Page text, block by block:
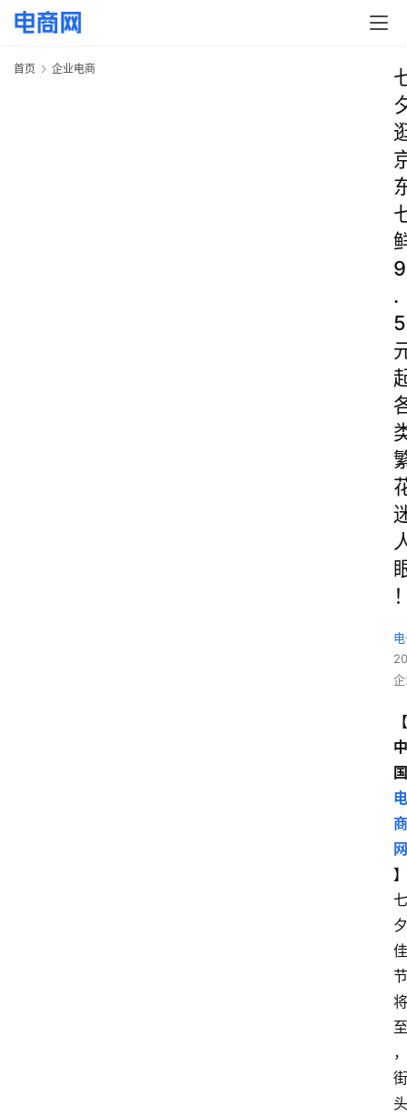
首页 企业电商
9
.
5
【
中
国
电
商
网
】
七
夕
佳
节
将
至
，
街
头